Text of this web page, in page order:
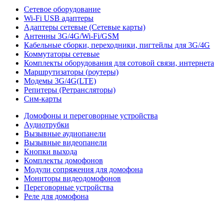
Сетевое оборудование
Wi-Fi USB адаптеры
Адаптеры сетевые (Сетевые карты)
Антенны 3G/4G/Wi-Fi/GSM
Кабельные сборки, переходники, пигтейлы для 3G/4G
Коммутаторы сетевые
Комплекты оборудования для сотовой связи, интернета
Маршрутизаторы (роутеры)
Модемы 3G/4G(LTE)
Репитеры (Ретрансляторы)
Сим-карты
Домофоны и переговорные устройства
Аудиотрубки
Вызывные аудиопанели
Вызывные видеопанели
Кнопки выхода
Комплекты домофонов
Модули сопряжения для домофона
Мониторы видеодомофонов
Переговорные устройства
Реле для домофона